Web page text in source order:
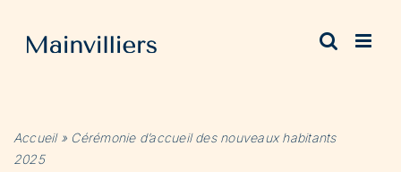
contenu
Accueil» Cérémonie d’accueil des nouveaux habitants
2025